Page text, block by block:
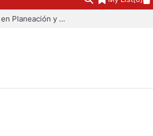
Maestría en Planeación y Políticas Metropolitanas